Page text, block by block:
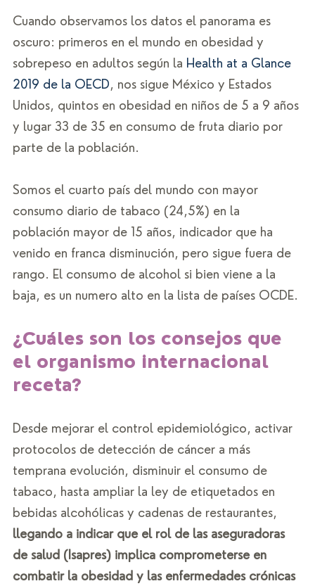
Cuando observamos los datos el panorama es
oscuro: primeros en el mundo en obesidad y
sobrepeso en adultos según la Health at a Glance
2019 de la OECD, nos sigue México y Estados
Unidos, quintos en obesidad en niños de 5 a 9 años
y lugar 33 de 35 en consumo de fruta diario por
parte de la población.
Somos el cuarto país del mundo con mayor
consumo diario de tabaco (24,5%) en la
población mayor de 15 años, indicador que ha
venido en franca disminución, pero sigue fuera de
rango. El consumo de alcohol si bien viene a la
baja, es un numero alto en la lista de países OCDE.
¿Cuáles son los consejos que
el organismo internacional
receta?
Desde mejorar el control epidemiológico, activar
protocolos de detección de cáncer a más
temprana evolución, disminuir el consumo de
tabaco, hasta ampliar la ley de etiquetados en
bebidas alcohólicas y cadenas de restaurantes,
llegando a indicar que el rol de las aseguradoras
de salud (Isapres) implica comprometerse en
combatir la obesidad y las enfermedades crónicas